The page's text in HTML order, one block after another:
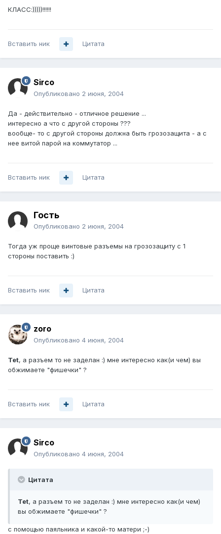
КЛАСС:)))))!!!!!!
Вставить ник Цитата
Sirco
Опубликовано 2 июня, 2004
Да - действительно - отличное решение ...
интересно а что с другой стороны ???
вообще- то с другой стороны должна быть грозозащита - а с
нее витой парой на коммутатор ...
Вставить ник Цитата
Гость
Опубликовано 2 июня, 2004
Тогда уж проще винтовые разъемы на грозозащиту с 1
стороны поставить :)
Вставить ник Цитата
zoro
Опубликовано 4 июня, 2004
Tet, а разъем то не заделан :) мне интересно как(и чем) вы
обжимаете "фишечки" ?
Вставить ник Цитата
Sirco
Опубликовано 4 июня, 2004
Цитата
Tet, а разъем то не заделан :) мне интересно как(и чем)
вы обжимаете "фишечки" ?
с помощью паяльника и какой-то матери ;-)